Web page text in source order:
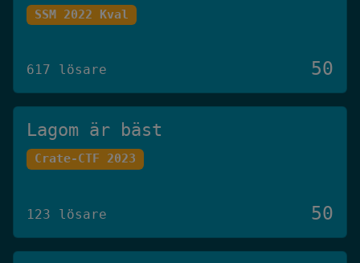
SSM 2022 Kval
617 lösare 50
Lagom är bäst
Crate-CTF 2023
123 lösare 50